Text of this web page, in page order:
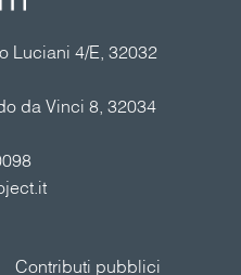
Luciani 4/E, 32032
da Vinci 8, 32034
Contributi pubblici